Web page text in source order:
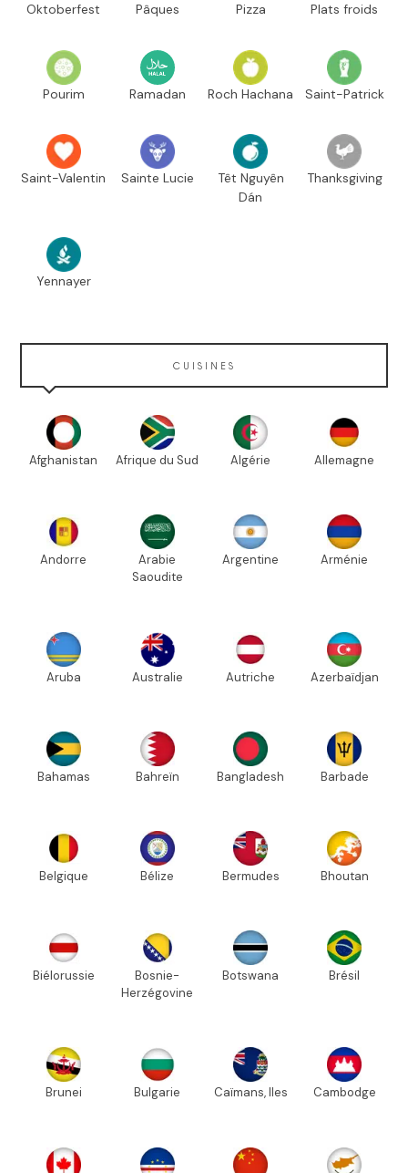
Oktoberfest Pâques Pizza Plats froids
Pourim Ramadan Roch Hachana Saint-Patrick
Saint-Valentin Sainte Lucie
Têt Nguyên
Dán
Thanksgiving
Yennayer
CUISINES
Afghanistan Afrique du Sud Algérie Allemagne
Andorre
Arabie
Saoudite
Argentine Arménie
Aruba Australie Autriche Azerbaïdjan
Bahamas Bahreïn Bangladesh Barbade
Belgique Bélize Bermudes Bhoutan
Biélorussie
Bosnie-
Herzégovine
Botswana Brésil
Brunei Bulgarie Caïmans, Iles Cambodge